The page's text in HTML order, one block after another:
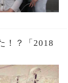
！？「2018